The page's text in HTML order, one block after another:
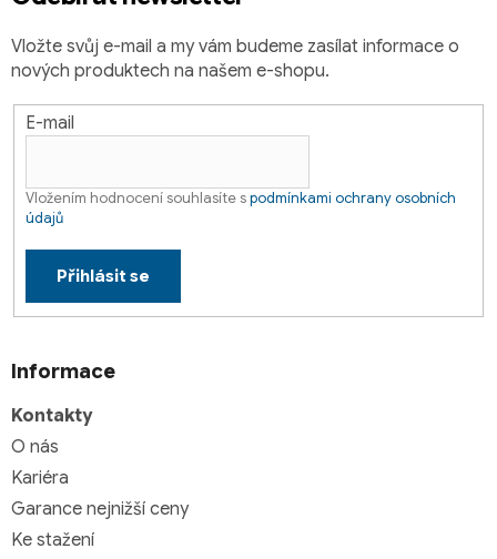
Vložte svůj e-mail a my vám budeme zasílat informace o
nových produktech na našem e-shopu.
E-mail
Vložením hodnocení souhlasíte spodmínkami ochrany osobních
údajů
Přihlásit se
Informace
Kontakty
O nás
Kariéra
Garance nejnižší ceny
Ke stažení